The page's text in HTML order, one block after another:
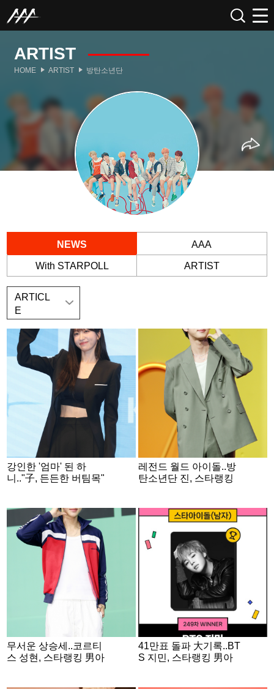
ARTIST
HOME ARTIST 방탄소년단
NEWS AAA
With STARPOLL ARTIST
ARTICL
E
강인한 '엄마' 된 하
니.."子, 든든한 버팀목"
레전드 월드 아이돌..방
탄소년단 진, 스타랭킹
무서운 상승세..코르티
스 성현, 스타랭킹 男아
41만표 돌파 大기록..BT
S 지민, 스타랭킹 男아